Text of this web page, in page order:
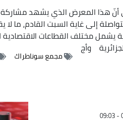
يشمل مختلف القطاعات الاقتصادية
وأج
مجمع سوناطراك